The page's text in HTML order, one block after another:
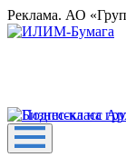
Реклама. АО